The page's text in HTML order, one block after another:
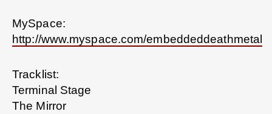
MySpace:
http://www.myspace.com/embeddeddeathmetal
Tracklist:
Terminal Stage
The Mirror